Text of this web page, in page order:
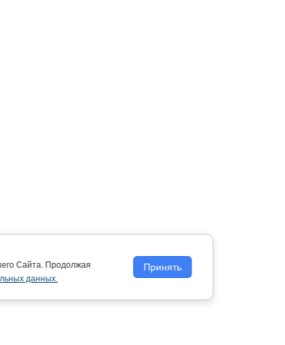
Сайта. Продолжая
данных.
Принять